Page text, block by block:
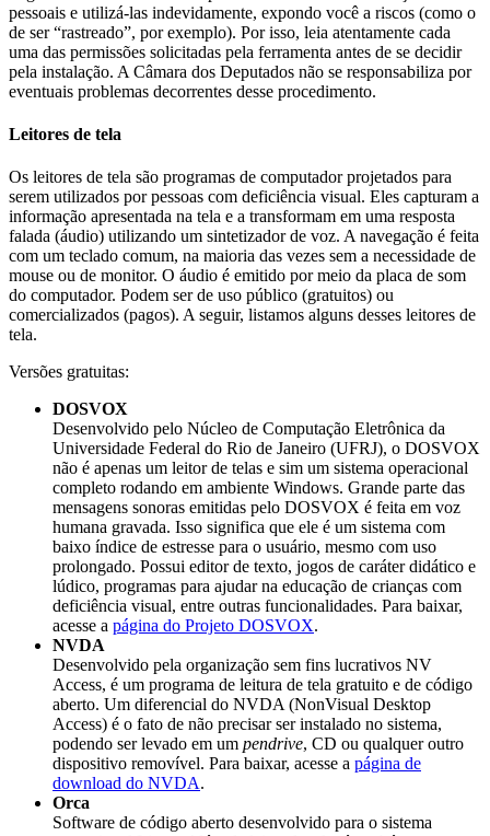
pessoais e utilizá-las indevidamente, expondo você a riscos (como o
de ser “rastreado”, por exemplo). Por isso, leia atentamente cada
uma das permissões solicitadas pela ferramenta antes de se decidir
pela instalação. A Câmara dos Deputados não se responsabiliza por
eventuais problemas decorrentes desse procedimento.
Leitores de tela
Os leitores de tela são programas de computador projetados para
serem utilizados por pessoas com deficiência visual. Eles capturam a
informação apresentada na tela e a transformam em uma resposta
falada (áudio) utilizando um sintetizador de voz. A navegação é feita
com um teclado comum, na maioria das vezes sem a necessidade de
mouse ou de monitor. O áudio é emitido por meio da placa de som
do computador. Podem ser de uso público (gratuitos) ou
comercializados (pagos). A seguir, listamos alguns desses leitores de
tela.
Versões gratuitas:
DOSVOX
Desenvolvido pelo Núcleo de Computação Eletrônica da
Universidade Federal do Rio de Janeiro (UFRJ), o DOSVOX
não é apenas um leitor de telas e sim um sistema operacional
completo rodando em ambiente Windows. Grande parte das
mensagens sonoras emitidas pelo DOSVOX é feita em voz
humana gravada. Isso significa que ele é um sistema com
baixo índice de estresse para o usuário, mesmo com uso
prolongado. Possui editor de texto, jogos de caráter didático e
lúdico, programas para ajudar na educação de crianças com
deficiência visual, entre outras funcionalidades. Para baixar,
acesse a página do Projeto DOSVOX.
NVDA
Desenvolvido pela organização sem fins lucrativos NV
Access, é um programa de leitura de tela gratuito e de código
aberto. Um diferencial do NVDA (NonVisual Desktop
Access) é o fato de não precisar ser instalado no sistema,
podendo ser levado em um pendrive, CD ou qualquer outro
dispositivo removível. Para baixar, acesse a página de
download do NVDA.
Orca
Software de código aberto desenvolvido para o sistema